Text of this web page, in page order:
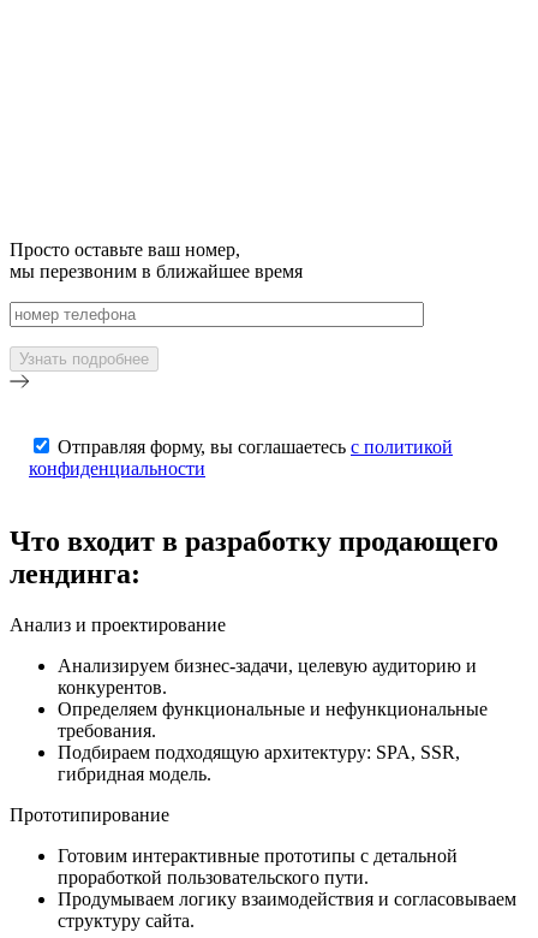
Просто оставьте ваш номер,
мы перезвоним в ближайшее время
Отправляя форму, вы соглашаетесь с политикой
конфиденциальности
Что входит в разработку продающего
лендинга:
Анализ и проектирование
Анализируем бизнес-задачи, целевую аудиторию и
конкурентов.
Определяем функциональные и нефункциональные
требования.
Подбираем подходящую архитектуру: SPA, SSR,
гибридная модель.
Прототипирование
Готовим интерактивные прототипы с детальной
проработкой пользовательского пути.
Продумываем логику взаимодействия и согласовываем
структуру сайта.